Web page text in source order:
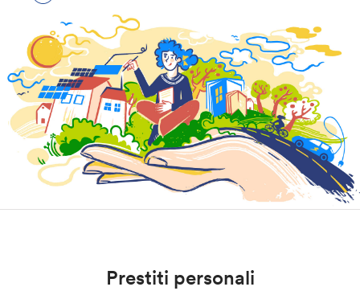
Prestiti personali